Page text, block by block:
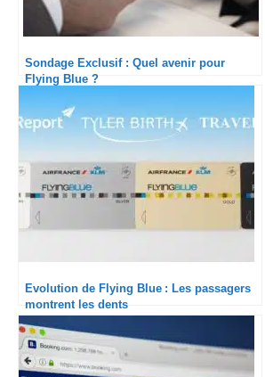
Sondage Exclusif : Quel avenir pour
Flying Blue ?
Evolution de Flying Blue : Les passagers
montrent les dents